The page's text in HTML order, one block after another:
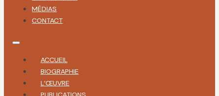
MÉDIAS
CONTACT
ACCUEIL
BIOGRAPHIE
L’ŒUVRE